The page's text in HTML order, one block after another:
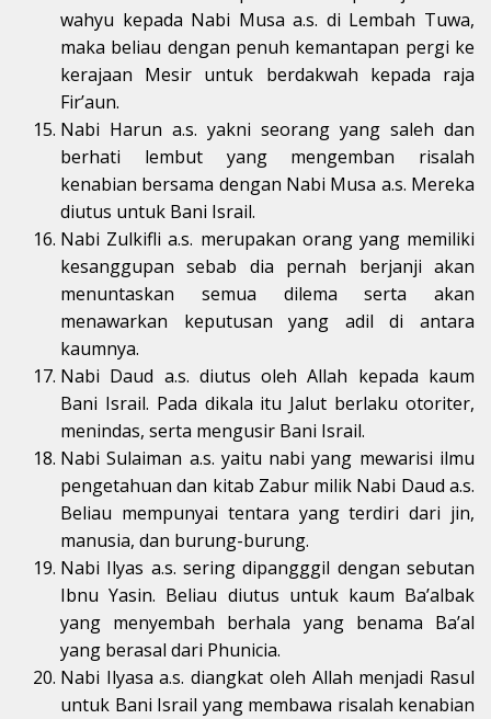
wahyu kepada Nabi Musa a.s. di Lembah Tuwa,
maka beliau dengan penuh kemantapan pergi ke
kerajaan Mesir untuk berdakwah kepada raja
Fir’aun.
Nabi Harun a.s. yakni seorang yang saleh dan
berhati lembut yang mengemban risalah
kenabian bersama dengan Nabi Musa a.s. Mereka
diutus untuk Bani Israil.
Nabi Zulkifli a.s. merupakan orang yang memiliki
kesanggupan sebab dia pernah berjanji akan
menuntaskan semua dilema serta akan
menawarkan keputusan yang adil di antara
kaumnya.
Nabi Daud a.s. diutus oleh Allah kepada kaum
Bani Israil. Pada dikala itu Jalut berlaku otoriter,
menindas, serta mengusir Bani Israil.
Nabi Sulaiman a.s. yaitu nabi yang mewarisi ilmu
pengetahuan dan kitab Zabur milik Nabi Daud a.s.
Beliau mempunyai tentara yang terdiri dari jin,
manusia, dan burung-burung.
Nabi Ilyas a.s. sering dipangggil dengan sebutan
Ibnu Yasin. Beliau diutus untuk kaum Ba’albak
yang menyembah berhala yang benama Ba’al
yang berasal dari Phunicia.
Nabi Ilyasa a.s. diangkat oleh Allah menjadi Rasul
untuk Bani Israil yang membawa risalah kenabian